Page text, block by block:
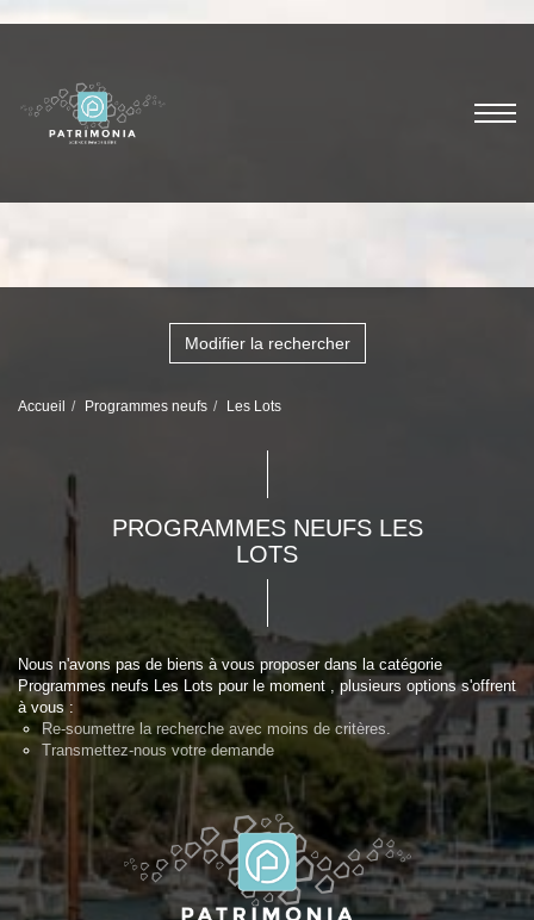
Modifier la rechercher
Accueil Programmes neufs Les Lots
PROGRAMMES NEUFS LES
LOTS
Nous n'avons pas de biens à vous proposer dans la catégorie
Programmes neufs Les Lots pour le moment , plusieurs options s'offrent
à vous :
Re-soumettre la recherche avec moins de critères.
Transmettez-nous votre demande